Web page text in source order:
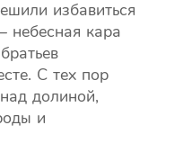
избавиться
небесная кара
С тех пор
долиной,
и